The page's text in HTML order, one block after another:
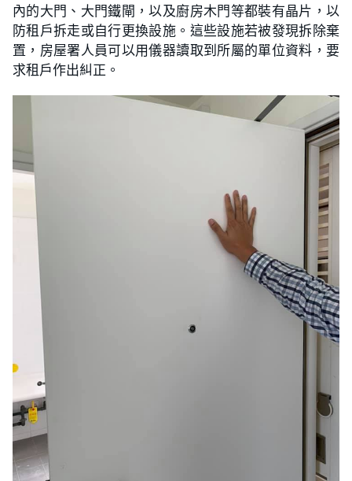
內的大門、大門鐵閘，以及廚房木門等都裝有晶片，以
防租戶拆走或自行更換設施。這些設施若被發現拆除棄
置，房屋署人員可以用儀器讀取到所屬的單位資料，要
求租戶作出糾正。